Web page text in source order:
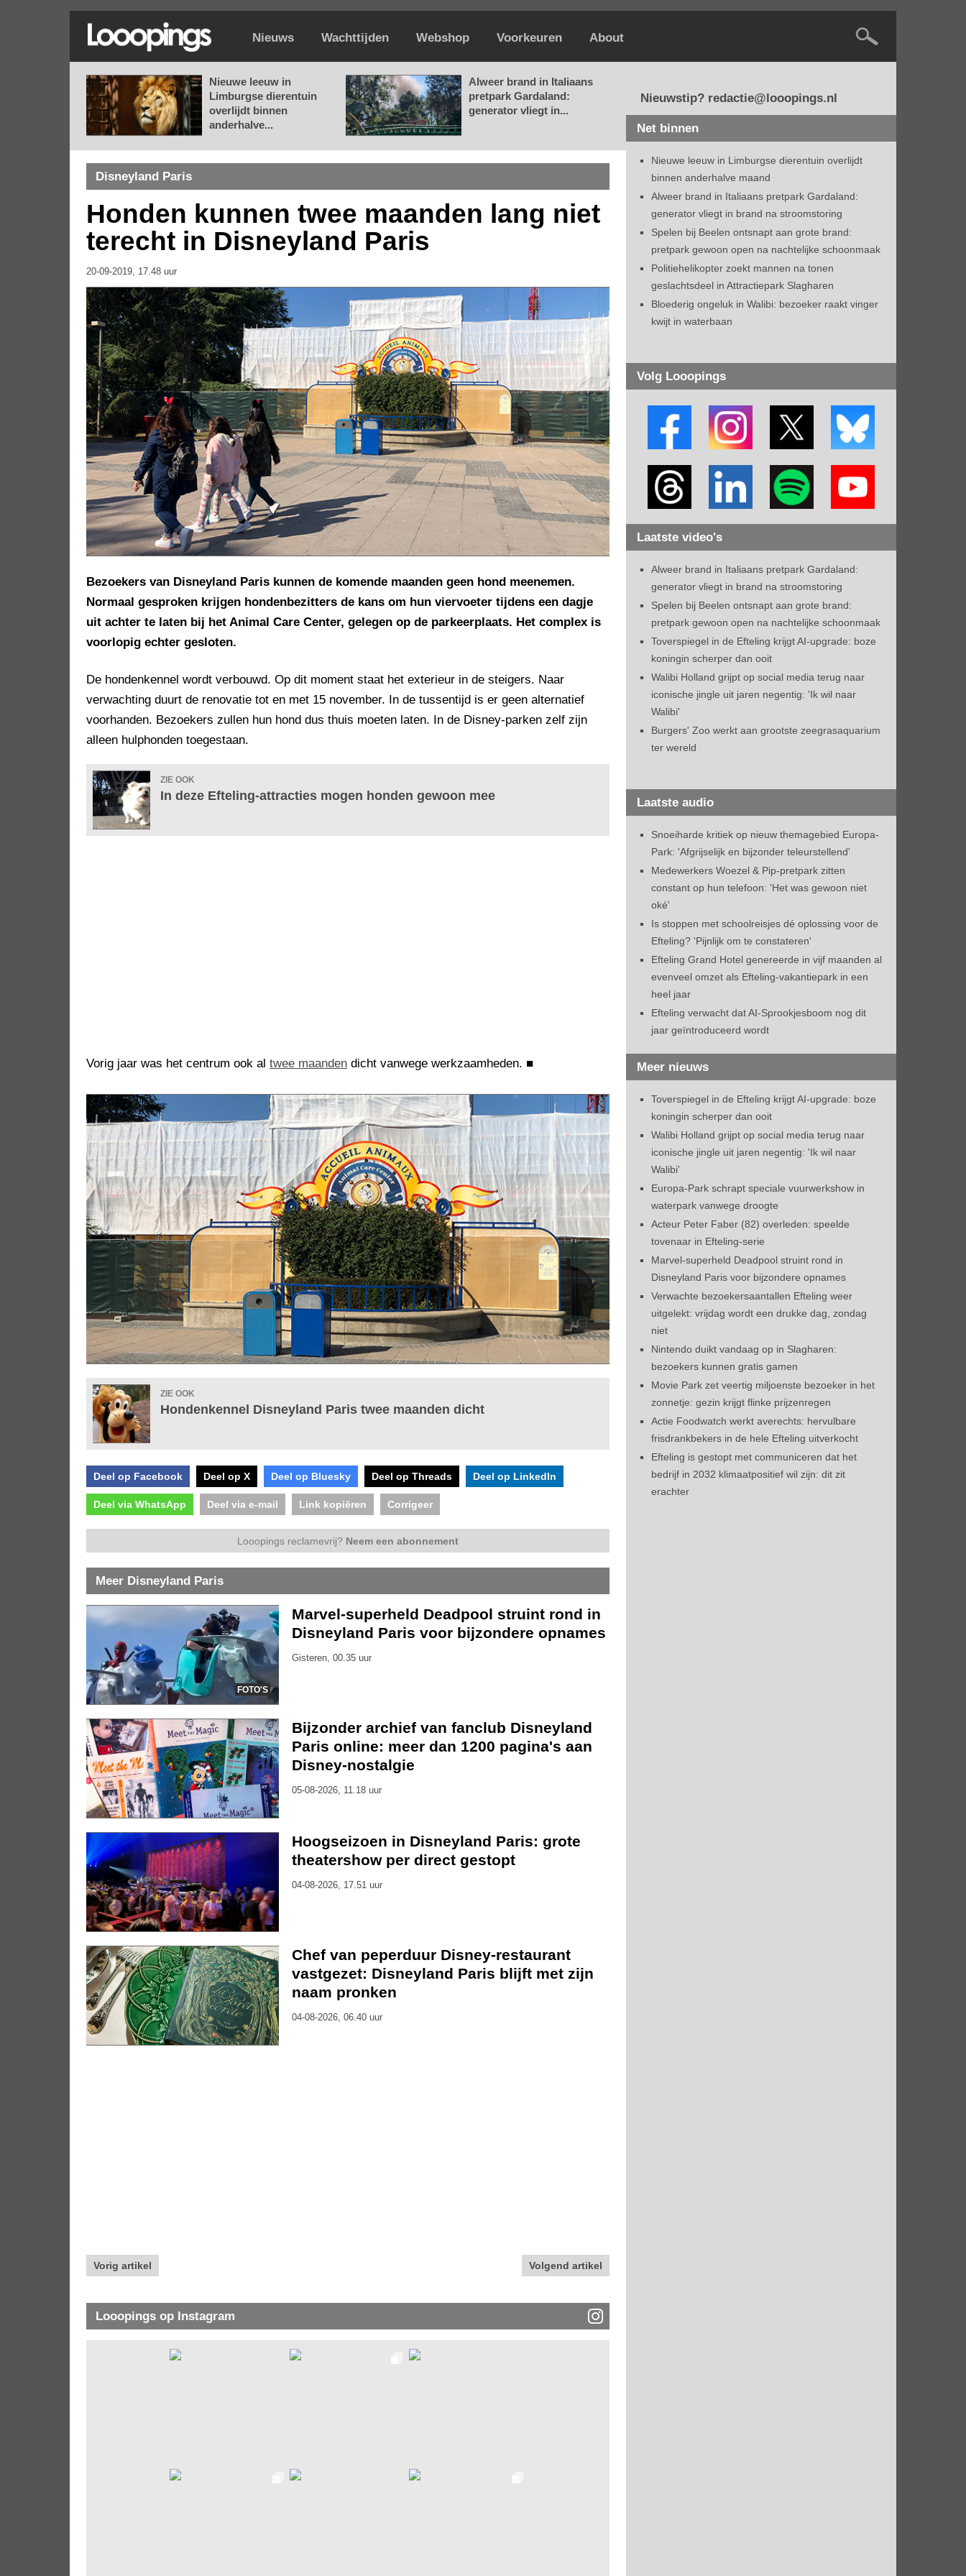
Nieuws Wachttijden Webshop Voorkeuren About
Nieuwe leeuw in
Limburgse dierentuin
overlijdt binnen
anderhalve...
Alweer brand in Italiaans
pretpark Gardaland:
generator vliegt in...
Disneyland Paris
Honden kunnen twee maanden lang niet
terecht in Disneyland Paris
20-09-2019, 17.48 uur
Bezoekers van Disneyland Paris kunnen de komende maanden geen hond meenemen.
Normaal gesproken krijgen hondenbezitters de kans om hun viervoeter tijdens een dagje
uit achter te laten bij het Animal Care Center, gelegen op de parkeerplaats. Het complex is
voorlopig echter gesloten.
De hondenkennel wordt verbouwd. Op dit moment staat het exterieur in de steigers. Naar
verwachting duurt de renovatie tot en met 15 november. In de tussentijd is er geen alternatief
voorhanden. Bezoekers zullen hun hond dus thuis moeten laten. In de Disney-parken zelf zijn
alleen hulphonden toegestaan.
ZIE OOK
In deze Efteling-attracties mogen honden gewoon mee
Vorig jaar was het centrum ook al twee maanden dicht vanwege werkzaamheden. ■
ZIE OOK
Hondenkennel Disneyland Paris twee maanden dicht
Deel op Facebook Deel op X Deel op Bluesky Deel op Threads Deel op LinkedIn
Deel via WhatsApp Deel via e-mail Link kopiëren Corrigeer
Looopings reclamevrij? Neem een abonnement
Meer Disneyland Paris
FOTO'S
Marvel-superheld Deadpool struint rond in
Disneyland Paris voor bijzondere opnames
Gisteren, 00.35 uur
Bijzonder archief van fanclub Disneyland
Paris online: meer dan 1200 pagina's aan
Disney-nostalgie
05-08-2026, 11.18 uur
Hoogseizoen in Disneyland Paris: grote
theatershow per direct gestopt
04-08-2026, 17.51 uur
Chef van peperduur Disney-restaurant
vastgezet: Disneyland Paris blijft met zijn
naam pronken
04-08-2026, 06.40 uur
Vorig artikel Volgend artikel
Looopings op Instagram
Nieuwstip? redactie@looopings.nl
Net binnen
Nieuwe leeuw in Limburgse dierentuin overlijdt
binnen anderhalve maand
Alweer brand in Italiaans pretpark Gardaland:
generator vliegt in brand na stroomstoring
Spelen bij Beelen ontsnapt aan grote brand:
pretpark gewoon open na nachtelijke schoonmaak
Politiehelikopter zoekt mannen na tonen
geslachtsdeel in Attractiepark Slagharen
Bloederig ongeluk in Walibi: bezoeker raakt vinger
kwijt in waterbaan
Volg Looopings
Laatste video's
Alweer brand in Italiaans pretpark Gardaland:
generator vliegt in brand na stroomstoring
Spelen bij Beelen ontsnapt aan grote brand:
pretpark gewoon open na nachtelijke schoonmaak
Toverspiegel in de Efteling krijgt AI-upgrade: boze
koningin scherper dan ooit
Walibi Holland grijpt op social media terug naar
iconische jingle uit jaren negentig: 'Ik wil naar
Walibi'
Burgers' Zoo werkt aan grootste zeegrasaquarium
ter wereld
Laatste audio
Snoeiharde kritiek op nieuw themagebied Europa-
Park: 'Afgrijselijk en bijzonder teleurstellend'
Medewerkers Woezel & Pip-pretpark zitten
constant op hun telefoon: 'Het was gewoon niet
oké'
Is stoppen met schoolreisjes dé oplossing voor de
Efteling? 'Pijnlijk om te constateren'
Efteling Grand Hotel genereerde in vijf maanden al
evenveel omzet als Efteling-vakantiepark in een
heel jaar
Efteling verwacht dat AI-Sprookjesboom nog dit
jaar geïntroduceerd wordt
Meer nieuws
Toverspiegel in de Efteling krijgt AI-upgrade: boze
koningin scherper dan ooit
Walibi Holland grijpt op social media terug naar
iconische jingle uit jaren negentig: 'Ik wil naar
Walibi'
Europa-Park schrapt speciale vuurwerkshow in
waterpark vanwege droogte
Acteur Peter Faber (82) overleden: speelde
tovenaar in Efteling-serie
Marvel-superheld Deadpool struint rond in
Disneyland Paris voor bijzondere opnames
Verwachte bezoekersaantallen Efteling weer
uitgelekt: vrijdag wordt een drukke dag, zondag
niet
Nintendo duikt vandaag op in Slagharen:
bezoekers kunnen gratis gamen
Movie Park zet veertig miljoenste bezoeker in het
zonnetje: gezin krijgt flinke prijzenregen
Actie Foodwatch werkt averechts: hervulbare
frisdrankbekers in de hele Efteling uitverkocht
Efteling is gestopt met communiceren dat het
bedrijf in 2032 klimaatpositief wil zijn: dit zit
erachter